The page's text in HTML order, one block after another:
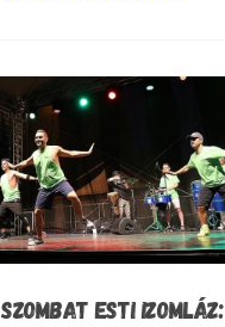
SZOMBAT ESTI IZOMLÁZ: